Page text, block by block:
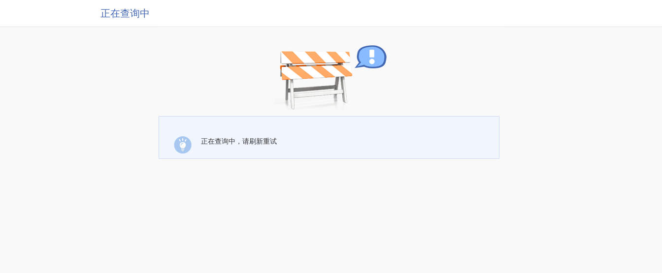
正在查询中
正在查询中，请刷新重试